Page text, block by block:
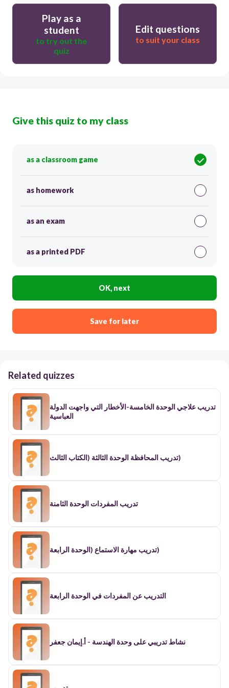
Play as a
student
to try out the
quiz
Edit questions
to suit your class
Give this quiz to my class
as a classroom game
as homework
as an exam
as a printed PDF
OK, next
Save for later
Related quizzes
تدريب علاجي الوحدة الخامسة-الأخطار التي واجهت الدولة
العباسية
تدريب المحافظة الوحدة الثالثة (الكتاب الثالث)
تدريب المفردات الوحدة الثامنة
تدريب مهارة الاستماع (الوحدة الرابعة)
التدريب عن المفردات في الوحدة الرابعة
نشاط تدريبي على وحدة الهندسة - أ.إيمان جعفر